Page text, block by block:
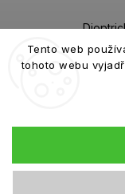
Tento web
tohoto webu
Copyright 2026